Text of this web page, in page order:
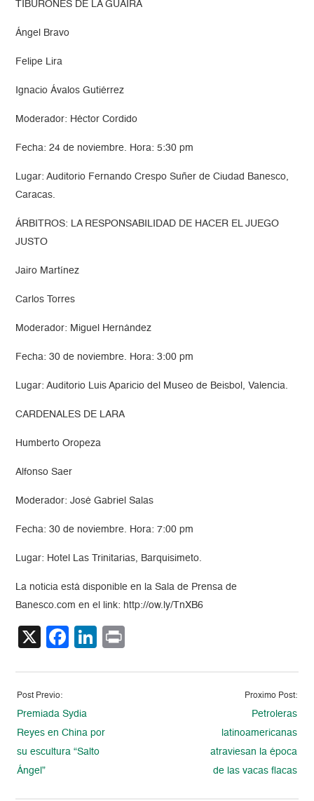
TIBURONES DE LA GUAIRA
Ángel Bravo
Felipe Lira
Ignacio Ávalos Gutiérrez
Moderador: Héctor Cordido
Fecha: 24 de noviembre. Hora: 5:30 pm
Lugar: Auditorio Fernando Crespo Suñer de Ciudad Banesco,
Caracas.
ÁRBITROS: LA RESPONSABILIDAD DE HACER EL JUEGO
JUSTO
Jairo Martínez
Carlos Torres
Moderador: Miguel Hernández
Fecha: 30 de noviembre. Hora: 3:00 pm
Lugar: Auditorio Luis Aparicio del Museo de Beisbol, Valencia.
CARDENALES DE LARA
Humberto Oropeza
Alfonso Saer
Moderador: José Gabriel Salas
Fecha: 30 de noviembre. Hora: 7:00 pm
Lugar: Hotel Las Trinitarias, Barquisimeto.
La noticia está disponible en la Sala de Prensa de
Banesco.com en el link: http://ow.ly/TnXB6
X Facebook
LinkedIn
Post Previo:
Premiada Sydia
Reyes en China por
su escultura “Salto
Ángel”
Proximo Post:
Petroleras
latinoamericanas
atraviesan la época
de las vacas flacas